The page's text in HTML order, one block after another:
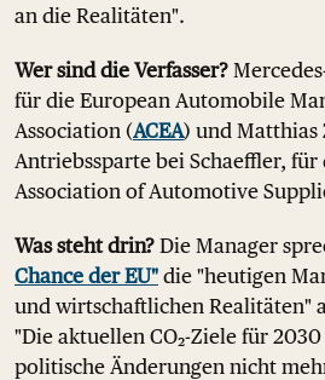
an die Realitäten".
Wer sind die Verfasser?
für die European Automobile
Association (ACEA) und Matthias
Antriebssparte bei Schaeffler, für
Association of Automotive
Was steht drin? Die Manager
Chance der EU" die "heutigen
und wirtschaftlichen Realitäten"
"Die aktuellen CO₂-Ziele für
politische Änderungen nicht